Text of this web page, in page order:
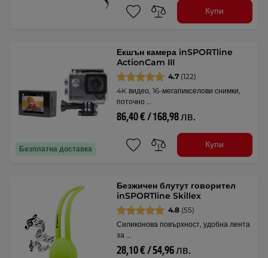
Купи
Безплатна доставка
Екшън камера inSPORTline
ActionCam III
4.7 (122)
4K видео, 16-мегапикселови снимки,
поточно …
86,40 € / 168,98 лв.
Купи
Безжичен блутут говорител
inSPORTline Skillex
4.8 (55)
Силиконова повърхност, удобна лента
за …
28,10 € / 54,96 лв.